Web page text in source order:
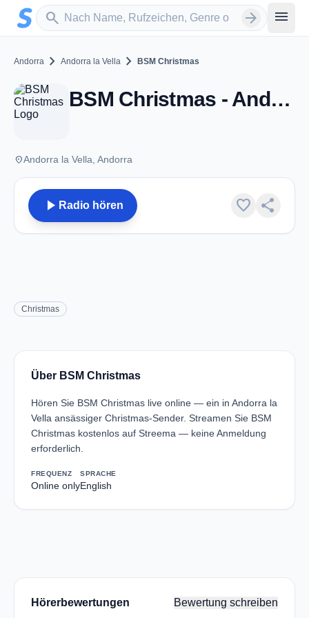
Zum Hauptinhalt springen
search
Sender suchen arrow_forward menu
Andorra chevron_right Andorra la Vella chevron_right BSM Christmas
BSM Christmas - Andorra la Vella
placeAndorra la Vella, Andorra
play_arrow Radio hören favorite share
Christmas
Über BSM Christmas
Hören Sie BSM Christmas live online — ein in Andorra la
Vella ansässiger Christmas-Sender. Streamen Sie BSM
Christmas kostenlos auf Streema — keine Anmeldung
erforderlich.
FREQUENZ
Online only
SPRACHE
English
Hörerbewertungen Bewertung schreiben